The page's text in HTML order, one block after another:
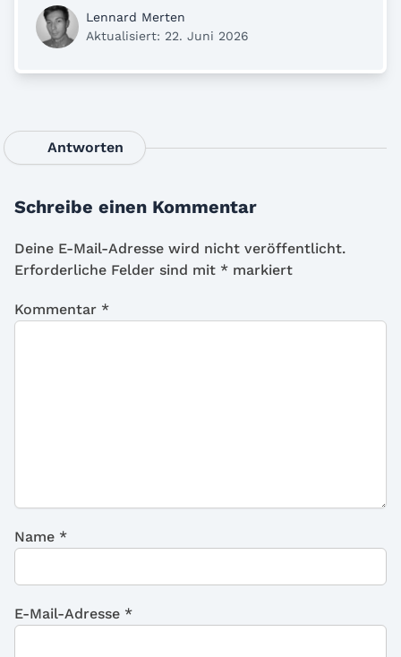
Lennard Merten
Aktualisiert: 22. Juni 2026
Antworten
Schreibe einen Kommentar
Deine E-Mail-Adresse wird nicht veröffentlicht.
Erforderliche Felder sind mit * markiert
Kommentar *
Name *
E-Mail-Adresse *